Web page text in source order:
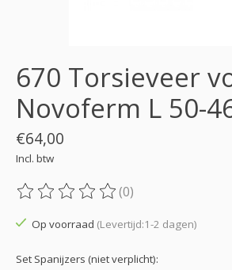
670 Torsieveer
Novoferm L 50-
€64,00
Incl. btw
De beoordeling van dit product is
(0)
Op voorraad (Levertijd:1-2 dagen)
Set Spanijzers (niet verplicht):